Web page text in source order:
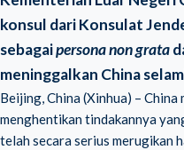
konsul dari Konsulat
sebagaipersona non grata
meninggalkan China
Beijing, China (Xinhua) – China
menghentikan tindakannya
telah secara serius merugikan